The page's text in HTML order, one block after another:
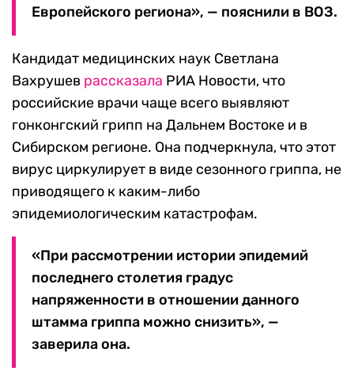
Европейского региона», — пояснили в ВОЗ.
Кандидат медицинских наук Светлана
Вахрушев рассказала РИА Новости, что
российские врачи чаще всего выявляют
гонконгский грипп на Дальнем Востоке и в
Сибирском регионе. Она подчеркнула, что этот
вирус циркулирует в виде сезонного гриппа, не
приводящего к каким-либо
эпидемиологическим катастрофам.
«При рассмотрении истории эпидемий
последнего столетия градус
напряженности в отношении данного
штамма гриппа можно снизить», —
заверила она.